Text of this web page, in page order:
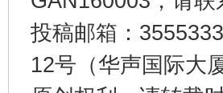
投稿邮箱：
12号（华声国际大